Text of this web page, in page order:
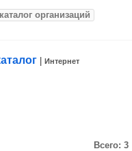
каталог организаций
Интернет
Всего: 3